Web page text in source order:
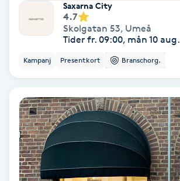
Hatha Yoga
Headspa
Healing
Herrklippning
HIFU
Saxarna City
4.7
Skolgatan 53, Umeå
Tider fr. 09:00, mån 10 aug.
Kampanj Presentkort Branschorg.